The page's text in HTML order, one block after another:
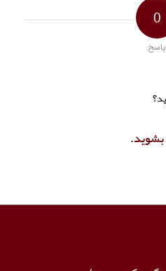
0
پاسخ
بشوید.